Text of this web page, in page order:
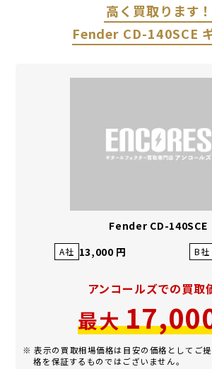
高く買取ります！
Fender CD-140SCE
Fender CD-140SCE
A社 13,000 円 B社
アンコールズでの買取
最大
※ 表示の買取相場価格は目安の価格としてご
格を保証するものではございません。